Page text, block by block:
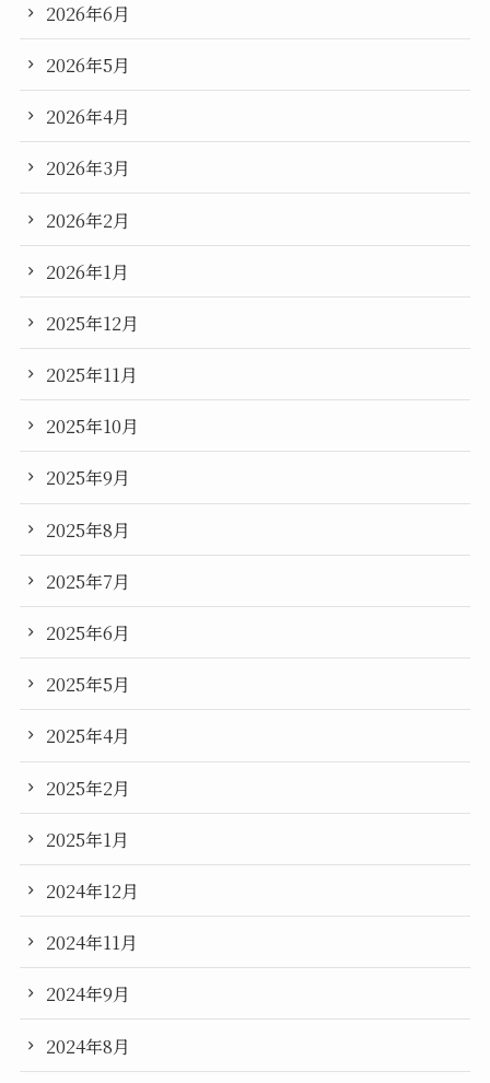
2026年6月
2026年5月
2026年4月
2026年3月
2026年2月
2026年1月
2025年12月
2025年11月
2025年10月
2025年9月
2025年8月
2025年7月
2025年6月
2025年5月
2025年4月
2025年2月
2025年1月
2024年12月
2024年11月
2024年9月
2024年8月